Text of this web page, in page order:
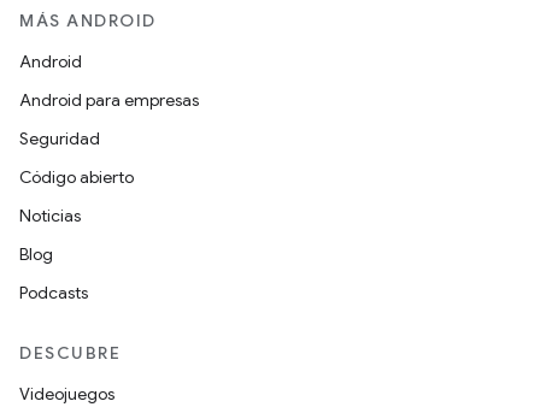
MÁS ANDROID
Android
Android para empresas
Seguridad
Código abierto
Noticias
Blog
Podcasts
DESCUBRE
Videojuegos